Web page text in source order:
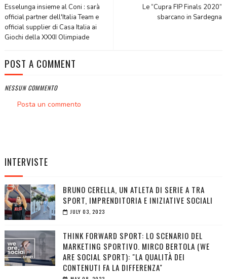
Le “Cupra FIP Finals 2020”
sbarcano in Sardegna
Esselunga insieme al Coni : sarà
official partner dell'Italia Team e
official supplier di Casa Italia ai
Giochi della XXXII Olimpiade
POST A COMMENT
NESSUN COMMENTO
Posta un commento
INTERVISTE
BRUNO CERELLA, UN ATLETA DI SERIE A TRA
SPORT, IMPRENDITORIA E INIZIATIVE SOCIALI
JULY 03, 2023
THINK FORWARD SPORT: LO SCENARIO DEL
MARKETING SPORTIVO. MIRCO BERTOLA (WE
ARE SOCIAL SPORT): "LA QUALITÀ DEI
CONTENUTI FA LA DIFFERENZA"